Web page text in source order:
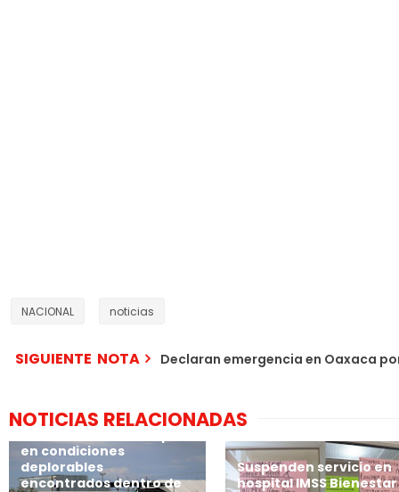
NACIONAL noticias
SIGUIENTE NOTA Declaran emergencia en Oaxaca
NOTICIAS RELACIONADAS
en condiciones
deplorables
encontrados dentro de
Suspenden servicio en
hospital IMSS Bienestar